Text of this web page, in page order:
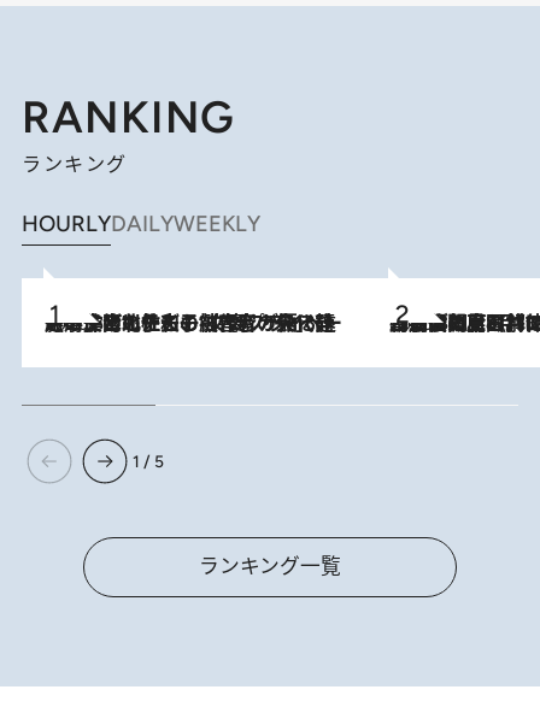
RANKING
ランキング
HOURLYDAILYWEEKLY
2026.8.3
《「文士の子ども被害者の会」発足！》阿川佐和子（72）が語る遠藤周作に北杜夫、劇作家・矢代静一の子どもたちの“文豪プライベート事件簿” 2026.8.8
「最後に見られてよかった」上野動物園の東園パンダ舎が解体前に特別公開。8月16日まで延長されたパネル展と共に辿る“半世紀”のパンダ飼育《解体工事の図面あり》
1 / 5
ランキング一覧